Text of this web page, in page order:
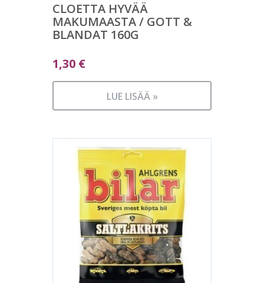
CLOETTA HYVÄÄ
MAKUMAASTA / GOTT &
BLANDAT 160G
1,30 €
LUE LISÄÄ »